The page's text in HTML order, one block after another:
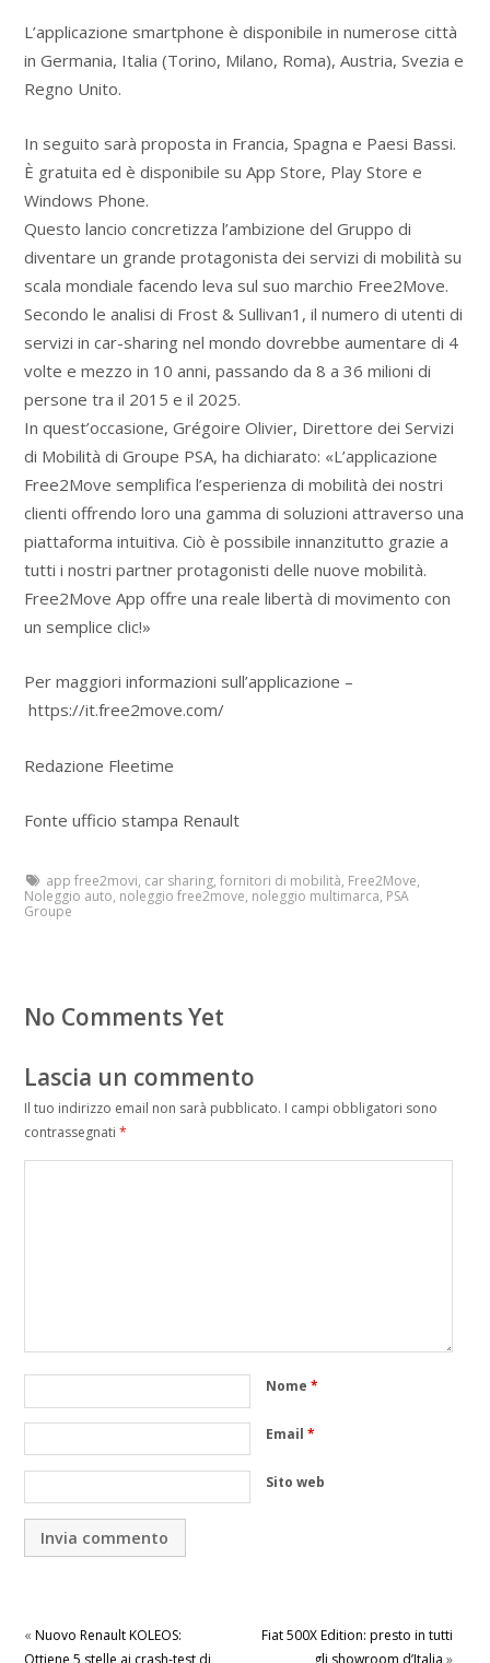
L’applicazione smartphone è disponibile in numerose città
in Germania, Italia (Torino, Milano, Roma), Austria, Svezia e
Regno Unito.
In seguito sarà proposta in Francia, Spagna e Paesi Bassi.
È gratuita ed è disponibile su App Store, Play Store e
Windows Phone.
Questo lancio concretizza l’ambizione del Gruppo di
diventare un grande protagonista dei servizi di mobilità su
scala mondiale facendo leva sul suo marchio Free2Move.
Secondo le analisi di Frost & Sullivan1, il numero di utenti di
servizi in car-sharing nel mondo dovrebbe aumentare di 4
volte e mezzo in 10 anni, passando da 8 a 36 milioni di
persone tra il 2015 e il 2025.
In quest’occasione, Grégoire Olivier, Direttore dei Servizi
di Mobilità di Groupe PSA, ha dichiarato: «L’applicazione
Free2Move semplifica l’esperienza di mobilità dei nostri
clienti offrendo loro una gamma di soluzioni attraverso una
piattaforma intuitiva. Ciò è possibile innanzitutto grazie a
tutti i nostri partner protagonisti delle nuove mobilità.
Free2Move App offre una reale libertà di movimento con
un semplice clic!»
Per maggiori informazioni sull’applicazione –
https://it.free2move.com/
Redazione Fleetime
Fonte ufficio stampa Renault
app free2movi, car sharing,fornitori di mobilità, Free2Move,
Noleggio auto, noleggio free2move, noleggio multimarca, PSA
Groupe
No Comments Yet
Lascia un commento
Il tuo indirizzo email non sarà pubblicato. I campi obbligatori sono
contrassegnati *
Nome *
Email *
Sito web
« Nuovo Renault KOLEOS:
Ottiene 5 stelle ai crash-test di
Fiat 500X Edition: presto in tutti
gli showroom d’Italia »